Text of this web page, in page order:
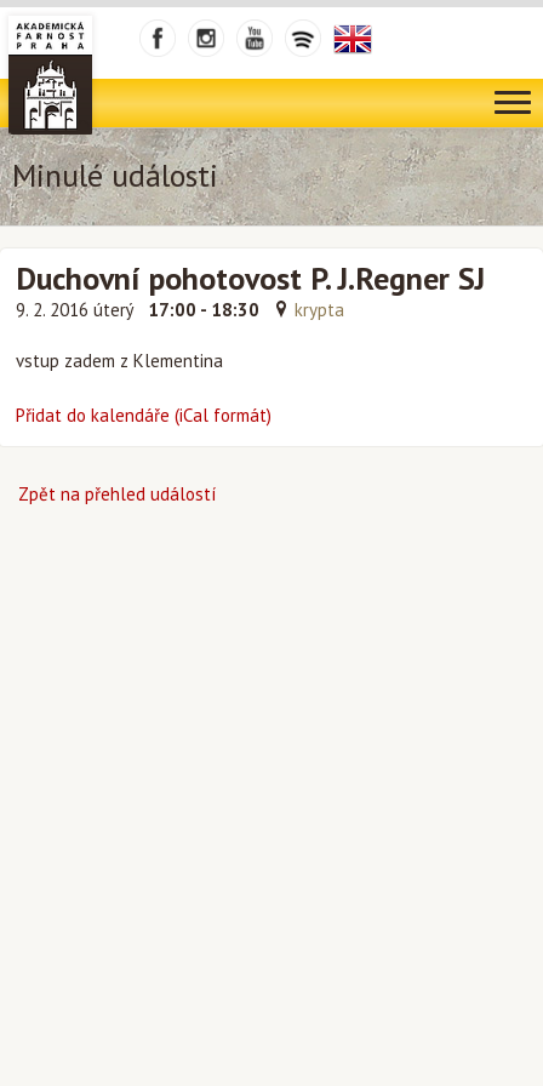
Minulé události
Duchovní pohotovost P. J.Regner SJ
9. 2. 2016 úterý 17:00 - 18:30 krypta
vstup zadem z Klementina
Přidat do kalendáře (iCal formát)
Zpět na přehled událostí